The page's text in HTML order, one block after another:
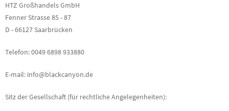
HTZ Großhandels GmbH
Fenner Strasse 85 - 87
D - 66127 Saarbrücken
Telefon: 0049 6898 933880
E-mail: info@blackcanyon.de
Sitz der Gesellschaft (für rechtliche Angelegenheiten):